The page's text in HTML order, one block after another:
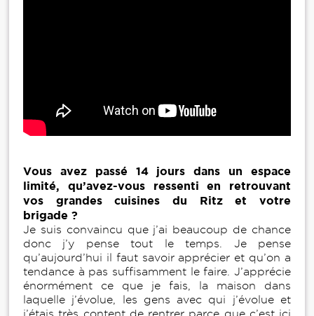
Vous avez passé 14 jours dans un espace
limité, qu’avez-vous ressenti en retrouvant
vos grandes cuisines du Ritz et votre
brigade ?
Je suis convaincu que j’ai beaucoup de chance
donc j’y pense tout le temps. Je pense
qu’aujourd’hui il faut savoir apprécier et qu’on a
tendance à pas suffisamment le faire. J’apprécie
énormément ce que je fais, la maison dans
laquelle j’évolue, les gens avec qui j’évolue et
j’étais très content de rentrer parce que c’est ici